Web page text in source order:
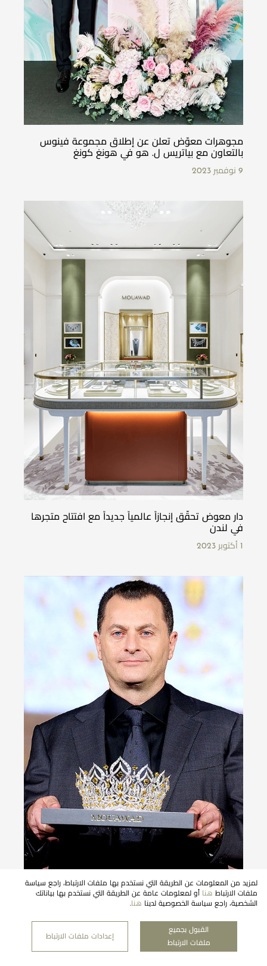
مجوهرات معوّض تعلن عن إطلاق مجموعة فينوس
بالتعاون مع بياتريس ل. هو في هونغ كونغ
9 نوفمبر 2023
دار معوض تحقّق إنجازاً عالمياً جديداً مع افتتاح متجرها
في لندن
1 أكتوبر 2023
معوّض يقدم تاج “نور المجد” لملكة جمال الكون تايلاند
2023: تمكين الجمال والتغيير الإيجابي
لمزيد من المعلومات عن الطريقة التي نستخدم بها ملفات الارتباط، راجع سياسة
ملفات الارتباط هنا
أو لمعلومات عامة عن الطريقة التي نستخدم بها بياناتك
الشخصية، راجع سياسة الخصوصية لدينا هنا.
القبول بجميع
ملفات الارتباط
إعدادات ملفات الارتباط